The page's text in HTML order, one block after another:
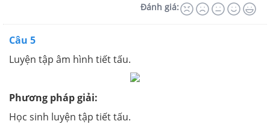
Đánh giá:
Câu 5
Luyện tập âm hình tiết tấu.
Phương pháp giải:
Học sinh luyện tập tiết tấu.